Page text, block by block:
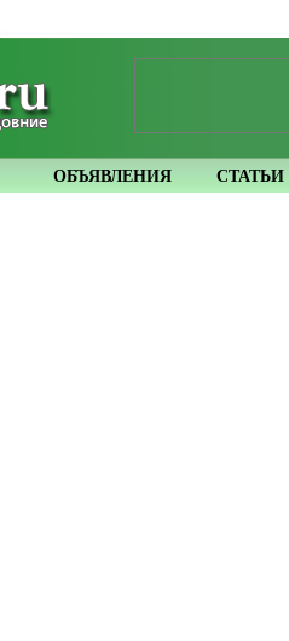
ОБЪЯВЛЕНИЯ СТАТЬИ